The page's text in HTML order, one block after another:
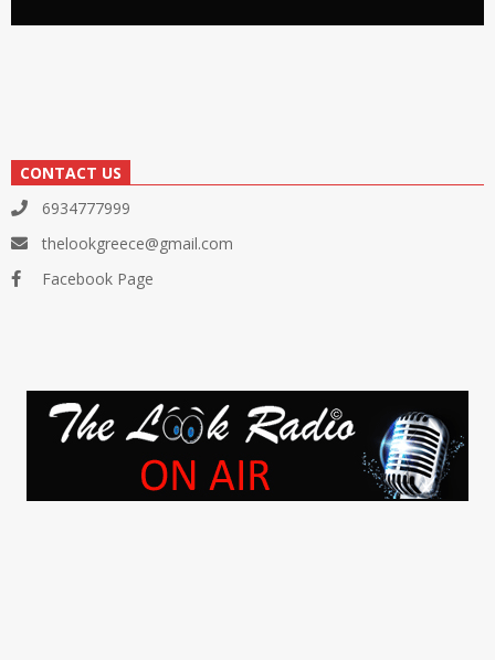
CONTACT US
6934777999
thelookgreece@gmail.com
Facebook Page